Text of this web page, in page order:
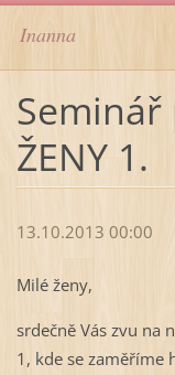
Inanna
Seminář
ŽENY 1.
13.10.2013 00:00
Milé ženy,
srdečně Vás zvu na
1, kde se zaměříme